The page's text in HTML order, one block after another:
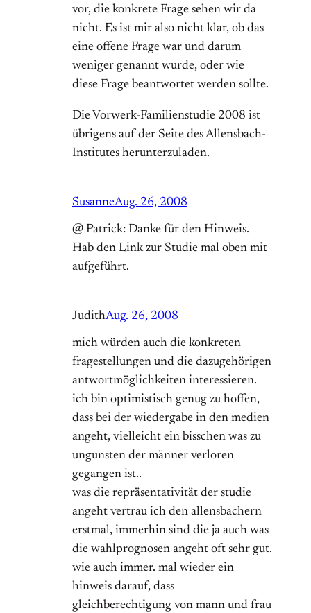
vor, die konkrete Frage sehen wir da
nicht. Es ist mir also nicht klar, ob das
eine offene Frage war und darum
weniger genannt wurde, oder wie
diese Frage beantwortet werden sollte.
Die Vorwerk-Familienstudie 2008 ist
übrigens auf der Seite des Allensbach-
Institutes herunterzuladen.
SusanneAug. 26, 2008
@ Patrick: Danke für den Hinweis.
Hab den Link zur Studie mal oben mit
aufgeführt.
JudithAug. 26, 2008
mich würden auch die konkreten
fragestellungen und die dazugehörigen
antwortmöglichkeiten interessieren.
ich bin optimistisch genug zu hoffen,
dass bei der wiedergabe in den medien
angeht, vielleicht ein bisschen was zu
ungunsten der männer verloren
gegangen ist..
was die repräsentativität der studie
angeht vertrau ich den allensbachern
erstmal, immerhin sind die ja auch was
die wahlprognosen angeht oft sehr gut.
wie auch immer. mal wieder ein
hinweis darauf, dass
gleichberechtigung von mann und frau